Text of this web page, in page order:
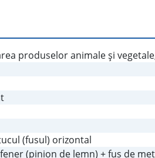
produselor animale şi
(fusul) orizontal
(pinion de lemn) + fus de